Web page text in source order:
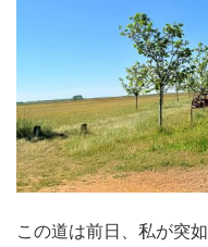
この道は前日、私が突